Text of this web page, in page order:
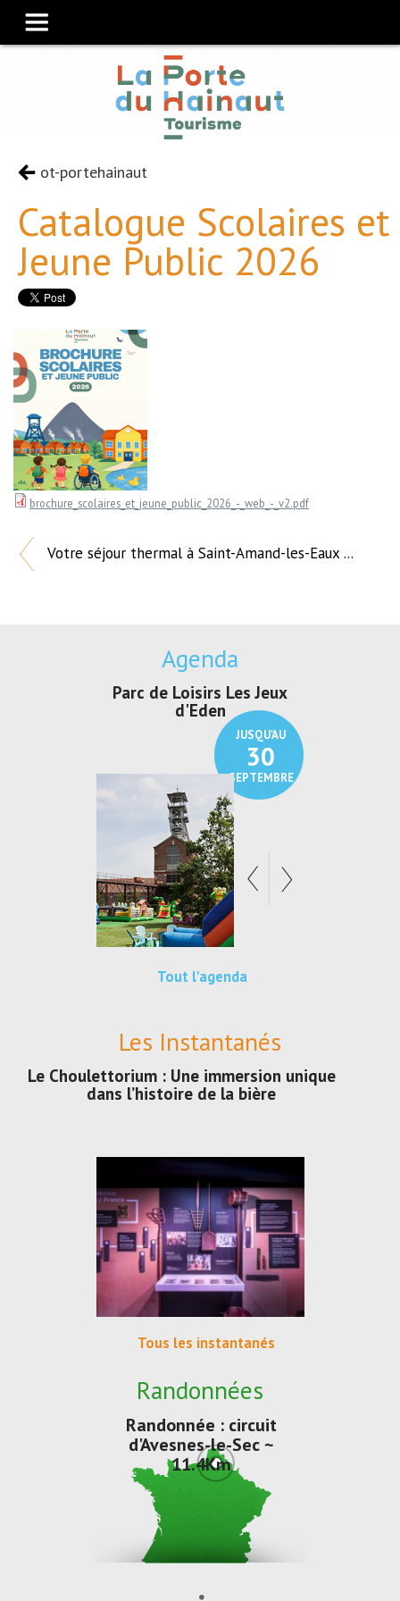
ot-portehainaut
Catalogue Scolaires et
Jeune Public 2026
brochure_scolaires_et_jeune_public_2026_-_web_-_v2.pdf
Votre séjour thermal à Saint-Amand-les-Eaux ...
Agenda
JUSQU'AU
30
SEPTEMBRE
Parc de Loisirs Les Jeux
d'Eden
Tout l'agenda
Les Instantanés
Le Choulettorium : Une immersion unique
dans l’histoire de la bière
Tous les instantanés
Randonnées
Randonnée : circuit
d'Avesnes-le-Sec ~
11.4Km